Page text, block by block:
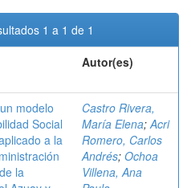
1 a 1 de 1
Autor(es)
modelo
Social
a la
la
Castro Rivera,
María Elena;Acri
Romero, Carlos
Andrés; Ochoa
Villena, Ana